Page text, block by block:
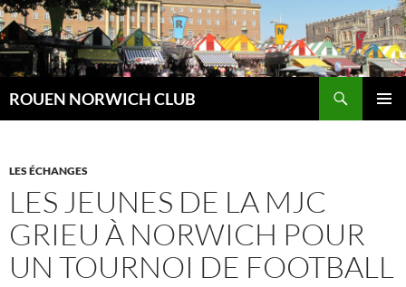
Aller
au
contenu
ROUEN NORWICH CLUB
LES ÉCHANGES
LES JEUNES DE LA MJC
GRIEU À NORWICH POUR
UN TOURNOI DE FOOTBALL